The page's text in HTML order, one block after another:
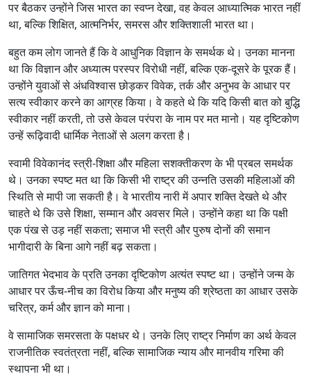
पर बैठकर उन्होंने जिस भारत का स्वप्न देखा, वह केवल आध्यात्मिक भारत नहीं
था, बल्कि शिक्षित, आत्मनिर्भर, समरस और शक्तिशाली भारत था।
बहुत कम लोग जानते हैं कि वे आधुनिक विज्ञान के समर्थक थे। उनका मानना
था कि विज्ञान और अध्यात्म परस्पर विरोधी नहीं, बल्कि एक-दूसरे के पूरक हैं।
उन्होंने युवाओं से अंधविश्वास छोड़कर विवेक, तर्क और अनुभव के आधार पर
सत्य स्वीकार करने का आग्रह किया। वे कहते थे कि यदि किसी बात को बुद्धि
स्वीकार नहीं करती, तो उसे केवल परंपरा के नाम पर मत मानो। यह दृष्टिकोण
उन्हें रूढ़िवादी धार्मिक नेताओं से अलग करता है।
स्वामी विवेकानंद स्त्री-शिक्षा और महिला सशक्तीकरण के भी प्रबल समर्थक
थे। उनका स्पष्ट मत था कि किसी भी राष्ट्र की उन्नति उसकी महिलाओं की
स्थिति से मापी जा सकती है। वे भारतीय नारी में अपार शक्ति देखते थे और
चाहते थे कि उसे शिक्षा, सम्मान और अवसर मिले। उन्होंने कहा था कि पक्षी
एक पंख से उड़ नहीं सकता; समाज भी स्त्री और पुरुष दोनों की समान
भागीदारी के बिना आगे नहीं बढ़ सकता।
जातिगत भेदभाव के प्रति उनका दृष्टिकोण अत्यंत स्पष्ट था। उन्होंने जन्म के
आधार पर ऊँच-नीच का विरोध किया और मनुष्य की श्रेष्ठता का आधार उसके
चरित्र, कर्म और ज्ञान को माना।
वे सामाजिक समरसता के पक्षधर थे। उनके लिए राष्ट्र निर्माण का अर्थ केवल
राजनीतिक स्वतंत्रता नहीं, बल्कि सामाजिक न्याय और मानवीय गरिमा की
स्थापना भी था।